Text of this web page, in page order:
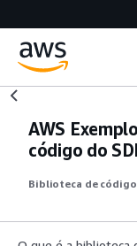
AWS
código do
Biblioteca de